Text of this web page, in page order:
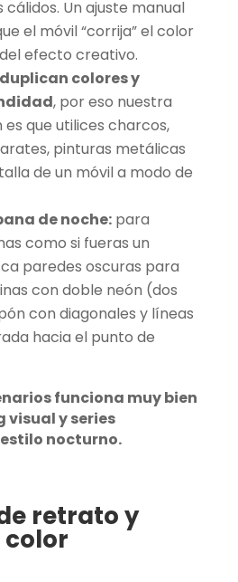
cálidos. Un ajuste manual
el móvil “corrija” el color
efecto creativo.
duplican colores y
, por eso nuestra
que utilices charcos,
pinturas metálicas
de un móvil a modo de
de noche:para
como si fueras un
paredes oscuras para
con doble neón (dos
con diagonales y líneas
hacia el punto de
funciona muy bien
y series
nocturno.
retrato y
color